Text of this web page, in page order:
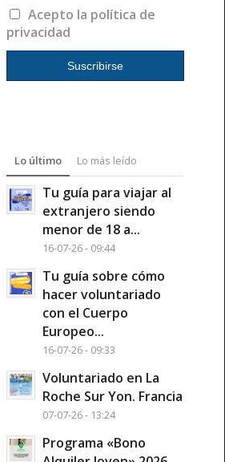
Acepto la política de
privacidad
Lo último Lo más leído
Tu guía para viajar al
extranjero siendo
menor de 18 a...
16-07-26 - 09:44
Tu guía sobre cómo
hacer voluntariado
con el Cuerpo
Europeo...
16-07-26 - 09:33
Voluntariado en La
Roche Sur Yon. Francia
07-07-26 - 13:24
Programa «Bono